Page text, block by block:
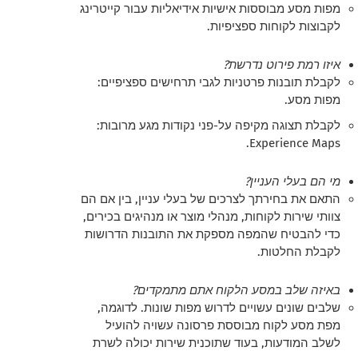
מפות מסע מבוססות אישיות אידיאליות עבור קייטרינג
לקבוצות לקוחות ספציפיות.
איזו רמת פירוט נדרשת?
לקבלת תובנות פרטניות לגבי תרחישים ספציפיים:
מפות מסע.
לקבלת תצוגה מקיפה על-פני נקודות מגע מרובות:
Experience Maps.
מי הם בעלי העניין?
התאם את בחירתך לצרכים של בעלי עניין, בין אם הם
צוותי שירות לקוחות, מנהלי מוצר או מנהיגים בכירים,
כדי להבטיח שהמפה מספקת את התובנות הדרושות
לקבלת החלטות.
באיזה שלב במסע הלקוח אתם מתמקדים?
שלבים שונים עשויים לדרוש מפות שונות. לדוגמה,
מפת מסע לקוח מבוססת פרסונה עשויה להועיל
לשלב המודעות, בעוד שתוכנית שירות יכולה לשרת